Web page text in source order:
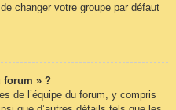
changer votre groupe par défaut
forum » ?
de l’équipe du forum, y compris